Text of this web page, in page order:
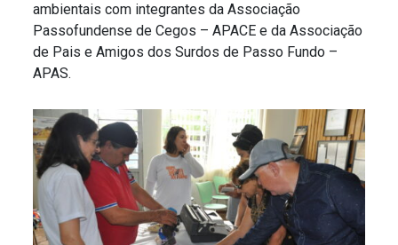
ambientais com integrantes da Associação
Passofundense de Cegos – APACE e da Associação
de Pais e Amigos dos Surdos de Passo Fundo –
APAS.